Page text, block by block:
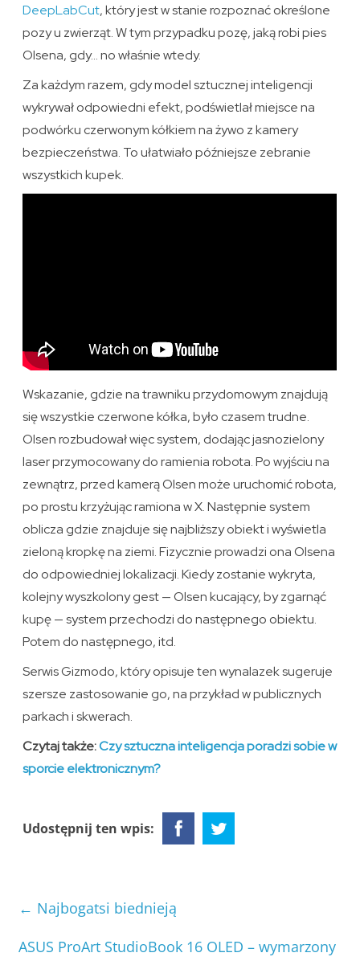
DeepLabCut, który jest w stanie rozpoznać określone
pozy u zwierząt. W tym przypadku pozę, jaką robi pies
Olsena, gdy… no właśnie wtedy.
Za każdym razem, gdy model sztucznej inteligencji
wykrywał odpowiedni efekt, podświetlał miejsce na
podwórku czerwonym kółkiem na żywo z kamery
bezpieczeństwa. To ułatwiało późniejsze zebranie
wszystkich kupek.
Wskazanie, gdzie na trawniku przydomowym znajdują
się wszystkie czerwone kółka, było czasem trudne.
Olsen rozbudował więc system, dodając jasnozielony
laser przymocowany do ramienia robota. Po wyjściu na
zewnątrz, przed kamerą Olsen może uruchomić robota,
po prostu krzyżując ramiona w X. Następnie system
oblicza gdzie znajduje się najbliższy obiekt i wyświetla
zieloną kropkę na ziemi. Fizycznie prowadzi ona Olsena
do odpowiedniej lokalizacji. Kiedy zostanie wykryta,
kolejny wyszkolony gest — Olsen kucający, by zgarnąć
kupę — system przechodzi do następnego obiektu.
Potem do następnego, itd.
Serwis Gizmodo, który opisuje ten wynalazek sugeruje
szersze zastosowanie go, na przykład w publicznych
parkach i skwerach.
Czytaj także:Czy sztuczna inteligencja poradzi sobie w
sporcie elektronicznym?
Udostępnij ten wpis:
← Najbogatsi biednieją
ASUS ProArt StudioBook 16 OLED – wymarzony